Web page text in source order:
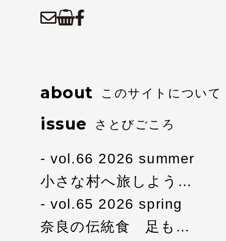
about このサイトについて
issue さとびごころ
vol.66 2026 summer
小さな村へ旅しよう…
vol.65 2026 spring
奈良の伝統食 足も…